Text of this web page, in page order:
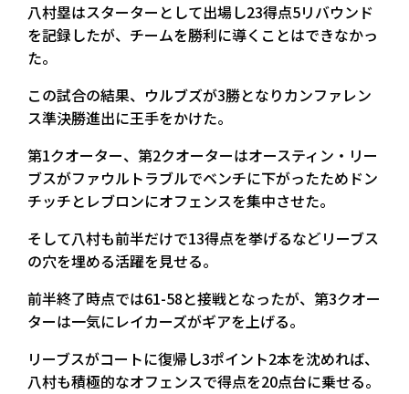
八村塁はスターターとして出場し23得点5リバウンド
を記録したが、チームを勝利に導くことはできなかっ
た。
この試合の結果、ウルブズが3勝となりカンファレン
ス準決勝進出に王手をかけた。
第1クオーター、第2クオーターはオースティン・リー
ブスがファウルトラブルでベンチに下がったためドン
チッチとレブロンにオフェンスを集中させた。
そして八村も前半だけで13得点を挙げるなどリーブス
の穴を埋める活躍を見せる。
前半終了時点では61-58と接戦となったが、第3クオー
ターは一気にレイカーズがギアを上げる。
リーブスがコートに復帰し3ポイント2本を沈めれば、
八村も積極的なオフェンスで得点を20点台に乗せる。